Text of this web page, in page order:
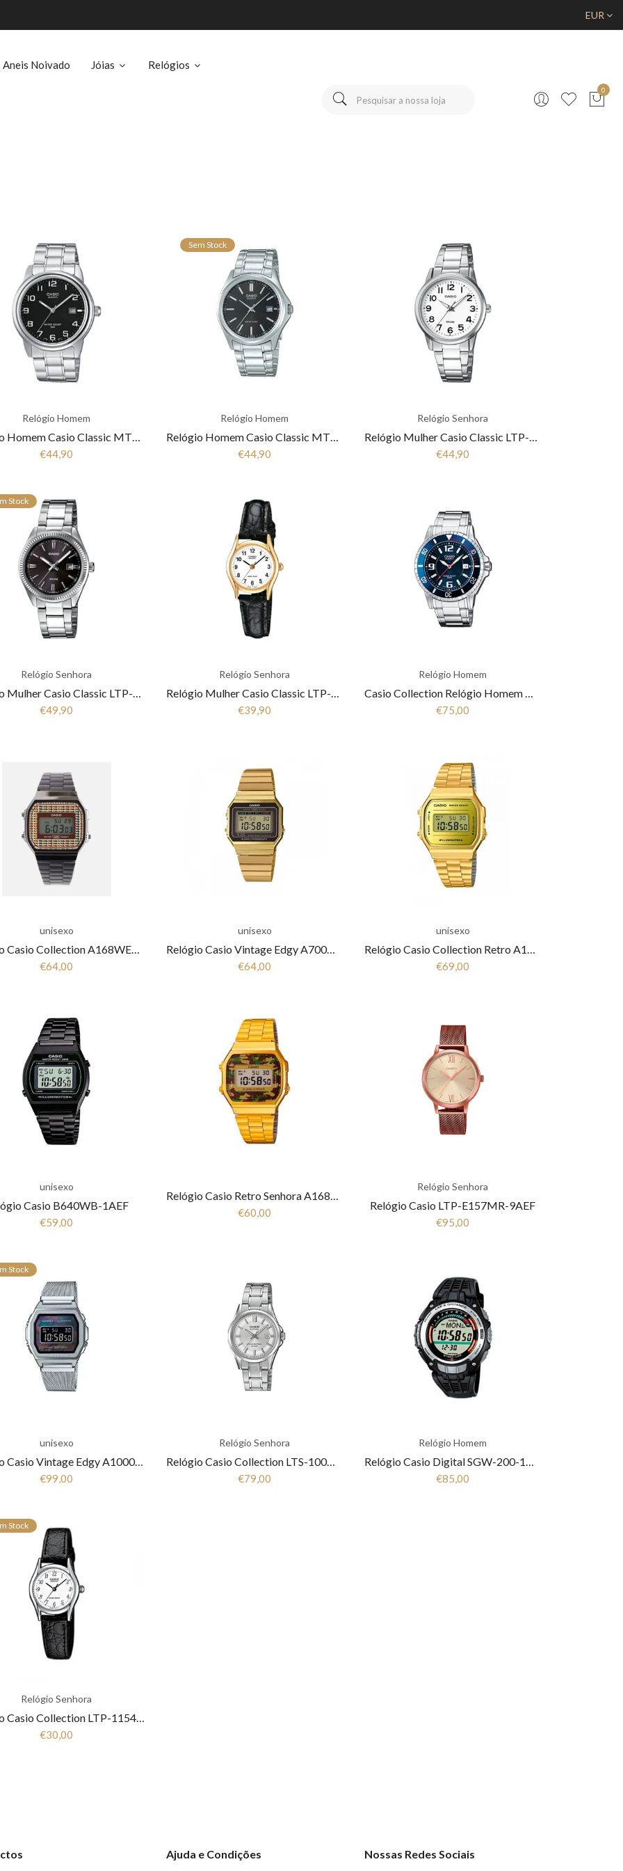
EUR
Aneis Noivado Jóias Relógios
0
Relógio Homem
Relógio Homem Casio Classic MTD-1221A-1AVEG
€44,90
Sem Stock
Relógio Homem
Relógio Homem Casio Classic MTD-1183PA-1AEG
€44,90
Relógio Senhora
Relógio Mulher Casio Classic LTP-1303PD-7BVEG
€44,90
Stock
Relógio Senhora
Relógio Mulher Casio Classic LTP-1302PD-1A1VEG
€49,90
Relógio Senhora
Relógio Mulher Casio Classic LTP-1154PQ-7BEG
€39,90
Relógio Homem
Casio Collection Relógio Homem MTP-1053D-2AVES
€75,00
unisexo
Relógio Casio Collection A168WEFB-5AEF
€64,00
unisexo
Relógio Casio Vintage Edgy A700WEG-9AEF
€64,00
unisexo
Relógio Casio Collection Retro A168WEGM-9EF
€69,00
unisexo
Casio B640WB-1AEF
€59,00
Relógio Casio Retro Senhora A168WEGC-3EF
€60,00
Relógio Senhora
Relógio Casio LTP-E157MR-9AEF
€95,00
Stock
unisexo
Relógio Casio Vintage Edgy A1000M-1BEF
€99,00
Relógio Senhora
Relógio Casio Collection LTS-100D-7AVEF
€79,00
Relógio Homem
Relógio Casio Digital SGW-200-1VER
€85,00
Stock
Relógio Senhora
Relógio Casio Collection LTP-1154PE-7BEF
€30,00
Ajuda e Condições Nossas Redes Sociais